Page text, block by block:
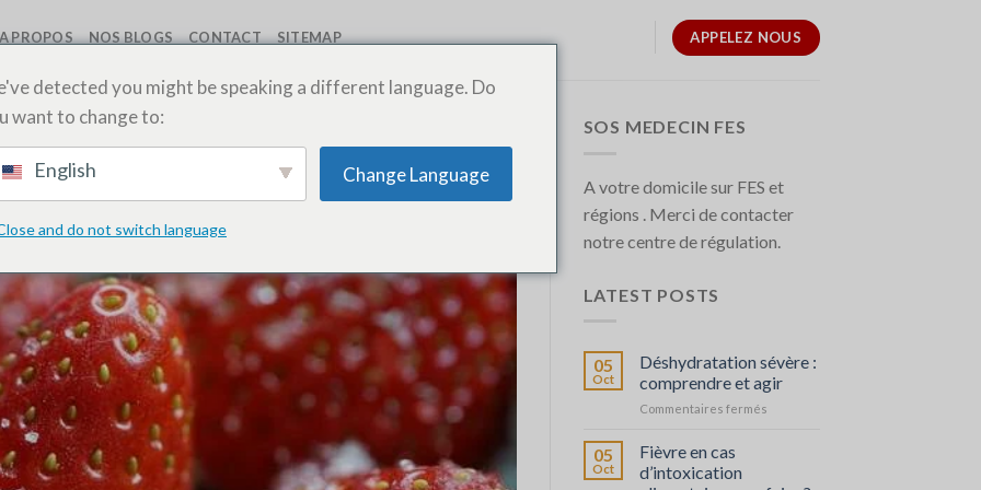
PROPOS NOS BLOGS CONTACT SITEMAP APPELEZ NOUS
SOS MEDECIN FES
QUE LE MALTITOL ?
SOS MEDECIN FES
A votre domicile sur FES et
régions . Merci de contacter
notre centre de régulation.
LATEST POSTS
05
Oct
Déshydratation sévère :
comprendre et agir
Commentaires ferméssur
05
Oct
Fièvre en cas
d’intoxication
detected you might be speaking a different language. Do
want to change to:
English Change Language
and do not switch language